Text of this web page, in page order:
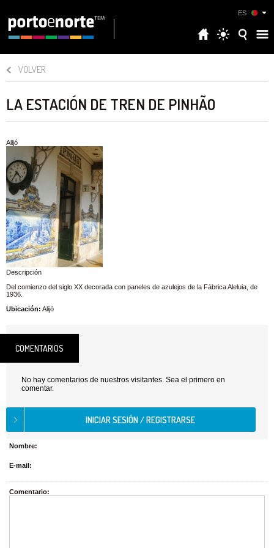
ES
VOLVER
LA ESTACIÓN DE TREN DE PINHÃO
Alijó
Descripción
Del comienzo del siglo XX decorada con paneles de azulejos de la Fábrica Aleluia, de
1936.
Ubicación: Alijó
COMENTARIOS
No hay comentarios de nuestros visitantes. Sea el primero en
comentar.
Nombre:
E-mail:
Comentario: